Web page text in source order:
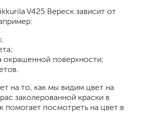
V425 Вереск зависит от
окрашенной поверхности;
на то, как мы видим цвет на
заколерованной краски в
помогает посмотреть на цвет в